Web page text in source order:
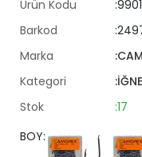
Ürün Kodu
Barkod
Marka
Kategori
Stok
:17
BOY: